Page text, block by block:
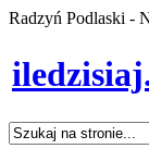
Radzyń Podlaski -